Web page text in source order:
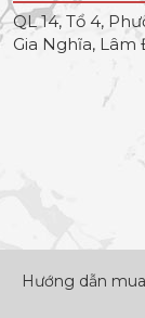
QL 14, Tổ 4,
Gia Nghĩa, Lâm
Hướng dẫn